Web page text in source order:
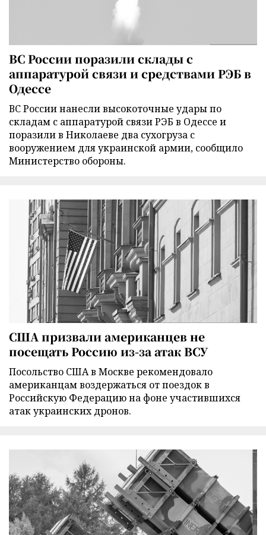
ВС России поразили склады с
аппаратурой связи и средствами РЭБ в
Одессе
ВС России нанесли высокоточные удары по
складам с аппаратурой связи РЭБ в Одессе и
поразили в Николаеве два сухогруза с
вооружением для украинской армии, сообщило
Министерство обороны.
США призвали американцев не
посещать Россию из-за атак ВСУ
Посольство США в Москве рекомендовало
американцам воздержаться от поездок в
Российскую Федерацию на фоне участившихся
атак украинских дронов.